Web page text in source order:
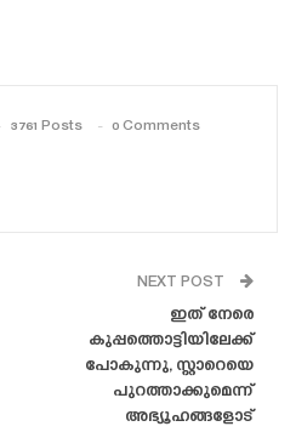
3761 Posts 0 Comments
NEXT POST
ഇത് നേരെ
കുപ്പത്തൊട്ടിയിലേക്ക്
പോകുന്നു, സ്റ്റാറെയെ
പുറത്താക്കുമെന്ന്
അഭ്യൂഹങ്ങളോട്